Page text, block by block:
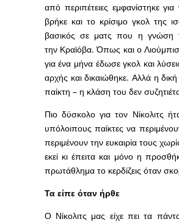
από περιπέτειες εμφανίστηκε
βρήκε και το κρίσιμο γκολ
βασικός σε ματς που η γνώση
την Κραϊόβα. Όπως και ο
για ένα μήνα έδωσε γκολ και
αρχής και δικαιώθηκε. Αλλά η
παίκτη – η κλάση του δεν
Πιο δύσκολο για τον Νίκολιτς
υπόλοιπους παίκτες να
περιμένουν την ευκαιρία τους
εκεί κι έπειτα και μόνο η
πρωτάθλημα το κερδίζεις όταν
Τα είπε όταν ήρθε
Ο Νίκολιτς μας είχε πει τα